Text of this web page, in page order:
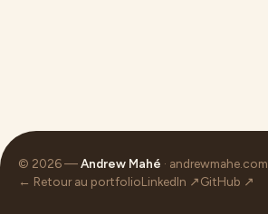
© 2026 —Andrew Mahé · andrewmahe.com
← Retour au portfolioLinkedIn ↗GitHub ↗